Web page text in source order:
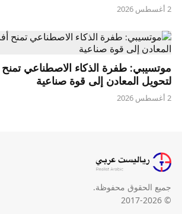
2 أغسطس 2026
موتسيبي: طفرة الذكاء الاصطناعي
لتحويل المعادن إلى قوة صناعية
2 أغسطس 2026
جميع الحقوق محفوظة.
© 2017-2026